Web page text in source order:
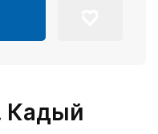
Кадый